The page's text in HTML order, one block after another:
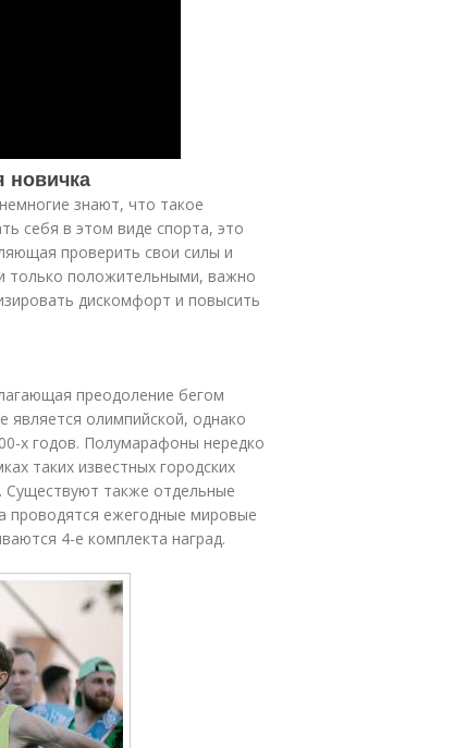
новичка
знают, что такое
себя в этом виде спорта, это
проверить свои силы и
только положительными, важно
дискомфорт и повысить
преодоление бегом
является олимпийской, однако
х годов. Полумарафоны нередко
таких известных городских
Существуют также отдельные
проводятся ежегодные мировые
4-е комплекта наград.